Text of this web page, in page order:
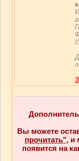
Вы можете
прочитать", и
появится на